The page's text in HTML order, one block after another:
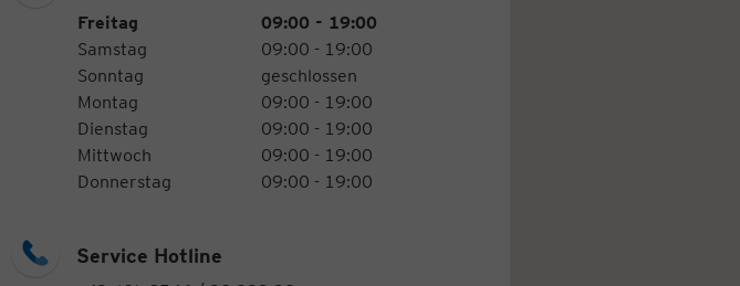
Öffnungszeiten
Wochentag
Freitag
09:00 - 19:00
Samstag
09:00 - 19:00
Sonntag
geschlossen
Montag
09:00 - 19:00
Dienstag
09:00 - 19:00
Mittwoch
09:00 - 19:00
Donnerstag
09:00 - 19:00
Service Hotline